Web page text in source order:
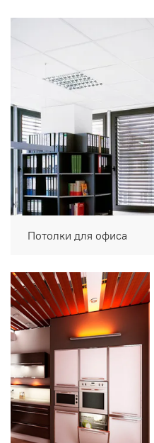
Потолки для офиса